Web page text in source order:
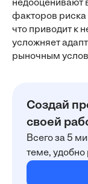
недооценивают
факторов
что приводит к
усложняет
рыночным
Создай
своей
Всего за 5
теме, удобно